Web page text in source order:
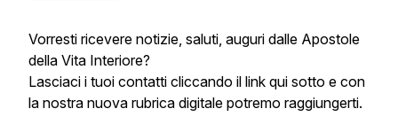
Vorresti ricevere notizie, saluti, auguri dalle Apostole
della Vita Interiore?
Lasciaci i tuoi contatti cliccando il link qui sotto e con
la nostra nuova rubrica digitale potremo raggiungerti.